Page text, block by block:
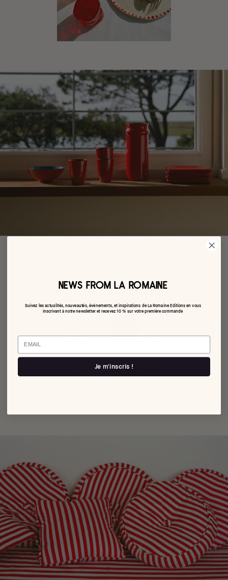
NEWS FROM LA ROMAINE
Suivez les actualités, nouveautés, événements, et inspirations de La Romaine Editions en vous
inscrivant à notre newsletter et recevez 10 % sur votre première commande
Email
Je m'inscris !